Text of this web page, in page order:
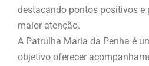
destacando pontos positivos e
maior atenção.
A Patrulha Maria da Penha é
objetivo oferecer